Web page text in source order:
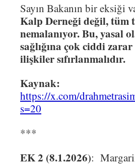
Sayın Bakanın bir eksiği
Kalp Derneği değil, tüm
nemalanıyor. Bu, yasal
sağlığına çok ciddi
ilişkiler sıfırlanmalıdır.
Kaynak:
https://x.com/
s=20
***
EK 2 (8.1.2026):